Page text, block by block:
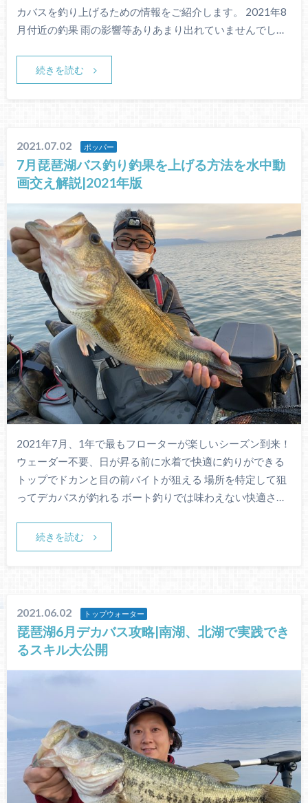
カバスを釣り上げるための情報をご紹介します。 2021年8
月付近の釣果 雨の影響等ありあまり出れていませんでし…
続きを読む
2021.07.02 ポッパー
7月琵琶湖バス釣り釣果を上げる方法を水中動
画交え解説|2021年版
2021年7月、1年で最もフローターが楽しいシーズン到来！
ウェーダー不要、日が昇る前に水着で快適に釣りができる
トップでドカンと目の前バイトが狙える 場所を特定して狙
ってデカバスが釣れる ボート釣りでは味わえない快適さ…
続きを読む
2021.06.02 トップウォーター
琵琶湖6月デカバス攻略|南湖、北湖で実践でき
るスキル大公開